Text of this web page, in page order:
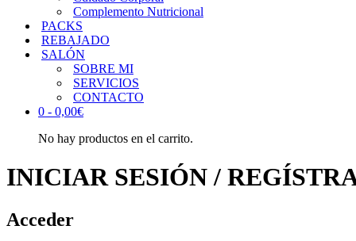
Complemento Nutricional
PACKS
REBAJADO
SALÓN
SOBRE MI
SERVICIOS
CONTACTO
0 - 0,00€
No hay productos en el carrito.
INICIAR SESIÓN /
Acceder